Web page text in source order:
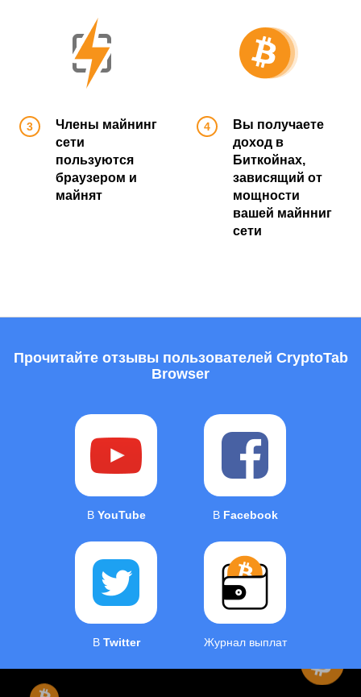
Члены майнинг
сети
пользуются
браузером и
майнят
Вы получаете
доход в
Биткойнах,
зависящий от
мощности
вашей майнниг
сети
Прочитайте отзывы пользователей CryptoTab
Browser
В YouTube В Facebook
В Twitter Журнал выплат